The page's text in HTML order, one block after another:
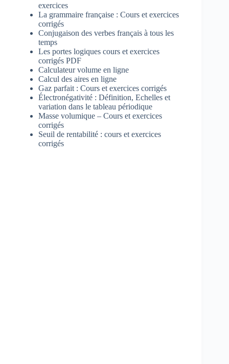
exercices
La grammaire française : Cours et exercices
corrigés
Conjugaison des verbes français à tous les
temps
Les portes logiques cours et exercices
corrigés PDF
Calculateur volume en ligne
Calcul des aires en ligne
Gaz parfait : Cours et exercices corrigés
Électronégativité : Définition, Echelles et
variation dans le tableau périodique
Masse volumique – Cours et exercices
corrigés
Seuil de rentabilité : cours et exercices
corrigés